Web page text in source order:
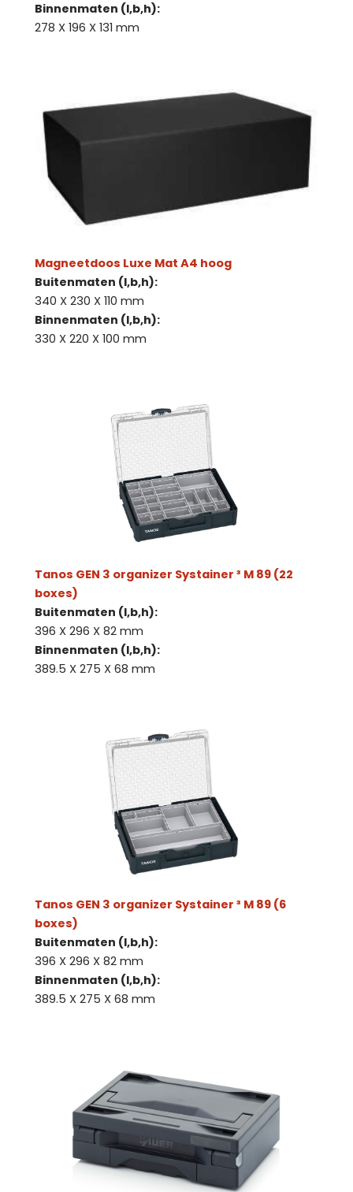
Binnenmaten (l,b,h):
278 X 196 X 131 mm
Magneetdoos Luxe Mat A4 hoog
Buitenmaten (l,b,h):
340 X 230 X 110 mm
Binnenmaten (l,b,h):
330 X 220 X 100 mm
Tanos GEN 3 organizer Systainer ³ M 89 (22
boxes)
Buitenmaten (l,b,h):
396 X 296 X 82 mm
Binnenmaten (l,b,h):
389.5 X 275 X 68 mm
Tanos GEN 3 organizer Systainer ³ M 89 (6
boxes)
Buitenmaten (l,b,h):
396 X 296 X 82 mm
Binnenmaten (l,b,h):
389.5 X 275 X 68 mm